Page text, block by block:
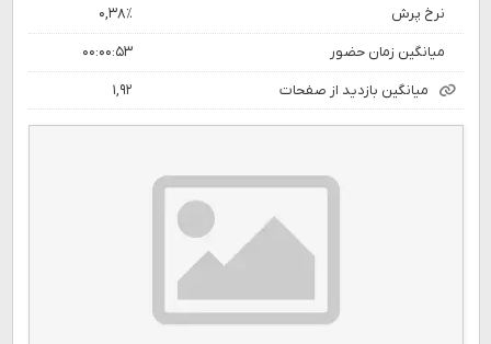
نرخ پرش ۰,۳۸٪
میانگین زمان حضور ۰۰:۰۰:۵۳
میانگین بازدید از صفحات ۱,۹۲